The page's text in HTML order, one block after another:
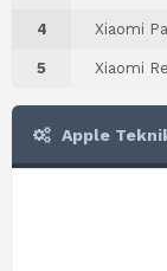
4 Xiaomi
5 Xiaomi
Apple